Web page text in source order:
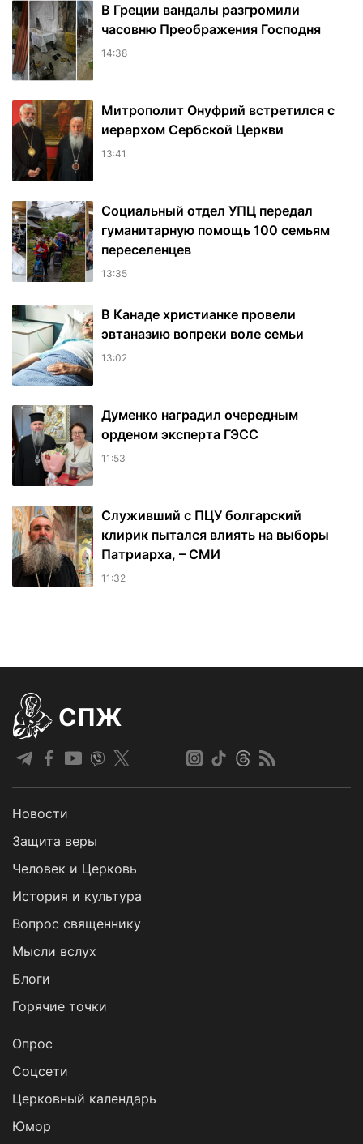
В Греции вандалы разгромили
часовню Преображения Господня
14:38
Митрополит Онуфрий встретился с
иерархом Сербской Церкви
13:41
Социальный отдел УПЦ передал
гуманитарную помощь 100 семьям
переселенцев
13:35
В Канаде христианке провели
эвтаназию вопреки воле семьи
13:02
Думенко наградил очередным
орденом эксперта ГЭСС
11:53
Служивший с ПЦУ болгарский
клирик пытался влиять на выборы
Патриарха, – СМИ
11:32
СПЖ
Новости
Защита веры
Человек и Церковь
История и культура
Вопрос священнику
Мысли вслух
Блоги
Горячие точки
Опрос
Cоцсети
Церковный календарь
Юмор